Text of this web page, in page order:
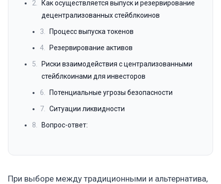
2.
Как осуществляется выпуск и резервирование
децентрализованных стейблкоинов
3. Процесс выпуска токенов
4. Резервирование активов
5.
Риски взаимодействия с централизованными
стейблкоинами для инвесторов
6. Потенциальные угрозы безопасности
7. Ситуации ликвидности
8. Вопрос-ответ:
При выборе между традиционными и альтернатива,